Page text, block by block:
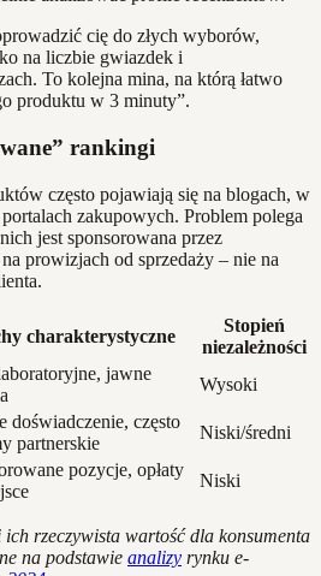
cię do złych wyborów,
na liczbie gwiazdek i
To kolejna mina, na którą łatwo
produktu w 3 minuty”.
rankingi
często pojawiają się na blogach, w
zakupowych. Problem polega
jest sponsorowana przez
prowizjach od sprzedaży – nie na
charakterystyczne
Stopień
niezależności
jawne
Wysoki
doświadczenie, często
partnerskie
Niski/średni
pozycje, opłaty
Niski
rzeczywista wartość dla konsumenta
na podstawie analizy rynku e-